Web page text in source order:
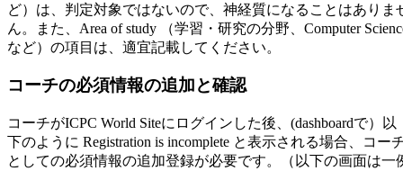
ど）は、判定対象ではないので、神経質になることはありま
ん。また、Area of study （学習・研究の分野、Computer
など）の項目は、適宜記載してください。
コーチの必須情報の追加と確認
コーチがICPC World Siteにログインした後、(dashboardで）以
下のように Registration is incomplete と表示される場合、コー
としての必須情報の追加登録が必要です。（以下の画面は一